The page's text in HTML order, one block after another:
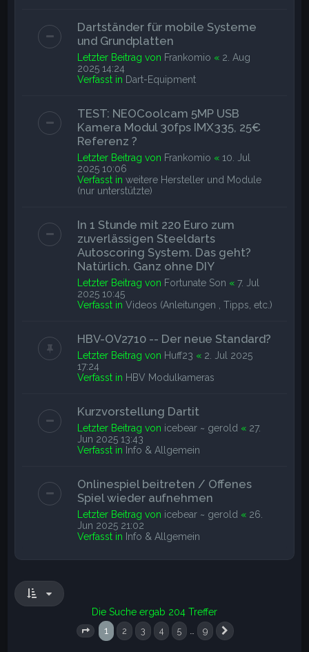
Dartständer für mobile Systeme
und Grundplatten
Letzter Beitrag von Frankomio « 2. Aug
2025 14:24
Verfasst in Dart-Equipment
TEST: NEOCoolcam 5MP USB
Kamera Modul 30fps IMX335, 25€
Referenz ?
Letzter Beitrag von Frankomio «10. Jul
2025 10:06
Verfasst inweitere Hersteller und Module
(nur unterstützte)
In 1 Stunde mit 220 Euro zum
zuverlässigen Steeldarts
Autoscoring System. Das geht?
Natürlich. Ganz ohne DIY
Letzter Beitrag von Fortunate Son «7. Jul
2025 10:45
Verfasst inVideos (Anleitungen , Tipps, etc.)
HBV-OV2710 -- Der neue Standard?
Letzter Beitrag von Huff23 « 2. Jul 2025
17:24
Verfasst in HBV Modulkameras
Kurzvorstellung Dartit
Letzter Beitrag von icebear ~ gerold « 27.
Jun 2025 13:43
Verfasst in Info & Allgemein
Onlinespiel beitreten / Offenes
Spiel wieder aufnehmen
Letzter Beitrag von icebear ~ gerold « 26.
Jun 2025 21:02
Verfasst in Info & Allgemein
Die Suche ergab 204 Treffer
Seite von 9
1 2 3 4 5 9